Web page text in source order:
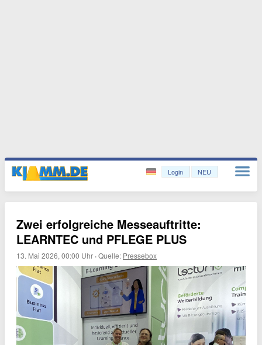
Login NEU
Zwei erfolgreiche Messeauftritte:
LEARNTEC und PFLEGE PLUS
13. Mai 2026, 00:00 Uhr ·Quelle: Pressebox